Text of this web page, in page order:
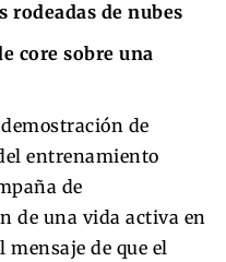
rodeadas de nubes
core sobre una
de
entrenamiento
de
de una vida activa en
mensaje de que el